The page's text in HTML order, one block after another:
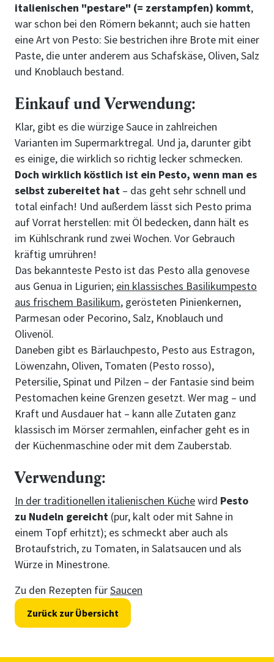
italienischen "pestare" (= zerstampfen) kommt,
war schon bei den Römern bekannt; auch sie hatten
eine Art von Pesto: Sie bestrichen ihre Brote mit einer
Paste, die unter anderem aus Schafskäse, Oliven, Salz
und Knoblauch bestand.
Einkauf und Verwendung:
Klar, gibt es die würzige Sauce in zahlreichen
Varianten im Supermarktregal. Und ja, darunter gibt
es einige, die wirklich so richtig lecker schmecken.
Doch wirklich köstlich ist ein Pesto, wenn man es
selbst zubereitet hat – das geht sehr schnell und
total einfach! Und außerdem lässt sich Pesto prima
auf Vorrat herstellen: mit Öl bedecken, dann hält es
im Kühlschrank rund zwei Wochen. Vor Gebrauch
kräftig umrühren!
Das bekannteste Pesto ist das Pesto alla genovese
aus Genua in Ligurien; ein klassisches Basilikumpesto
aus frischem Basilikum, gerösteten Pinienkernen,
Parmesan oder Pecorino, Salz, Knoblauch und
Olivenöl.
Daneben gibt es Bärlauchpesto, Pesto aus Estragon,
Löwenzahn, Oliven, Tomaten (Pesto rosso),
Petersilie, Spinat und Pilzen – der Fantasie sind beim
Pestomachen keine Grenzen gesetzt. Wer mag – und
Kraft und Ausdauer hat – kann alle Zutaten ganz
klassisch im Mörser zermahlen, einfacher geht es in
der Küchenmaschine oder mit dem Zauberstab.
Verwendung:
In der traditionellen italienischen Küchewird Pesto
zu Nudeln gereicht (pur, kalt oder mit Sahne in
einem Topf erhitzt); es schmeckt aber auch als
Brotaufstrich, zu Tomaten, in Salatsaucen und als
Würze in Minestrone.
Zu den Rezepten fürSaucen
Zurück zur Übersicht